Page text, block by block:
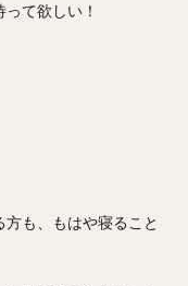
て欲しい！
も、もはや寝ること